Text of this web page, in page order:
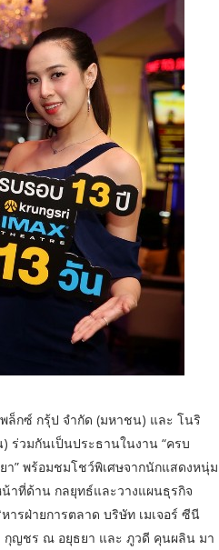
ล็กซ์ กรุ้ป จำกัด (มหาชน) และ โนริ
ร่วมกันเป็นประธานในงาน “ครบ
า” พร้อมชมโชว์พิเศษจากนักแสดงหนุ่ม
ที่ด้าน กลยุทธ์และวางแผนธุรกิจ
ารฝ่ายการตลาด บริษัท เมเจอร์ ซีนี
กุญชร ณ อยุธยา และ ภูวดี คุนผลิน มา